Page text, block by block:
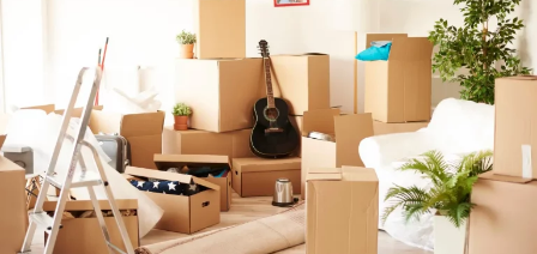
morar
perto
de
ciclovias